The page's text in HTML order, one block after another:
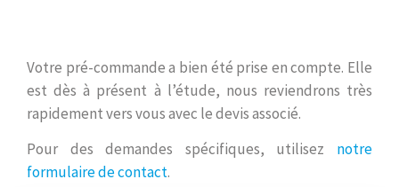
Votre pré-commande a bien été prise en compte. Elle
est dès à présent à l’étude, nous reviendrons très
rapidement vers vous avec le devis associé.
Pour des demandes spécifiques, utilisez notre
formulaire de contact.